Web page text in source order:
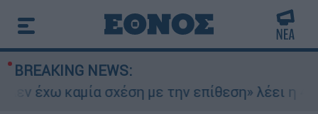
BREAKING NEWS:
έχω καμία σχέση με την επίθεση» λέει η